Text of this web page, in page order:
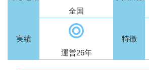
全国
実績
運営26年
特徴